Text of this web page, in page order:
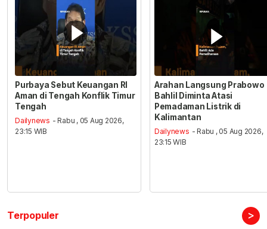
Purbaya Sebut Keuangan RI
Aman di Tengah Konflik Timur
Tengah
Dailynews - Rabu , 05 Aug 2026,
23:15 WIB
Arahan Langsung Prabowo
Bahlil Diminta Atasi
Pemadaman Listrik di
Kalimantan
Dailynews - Rabu , 05 Aug 2026,
23:15 WIB
Terpopuler >